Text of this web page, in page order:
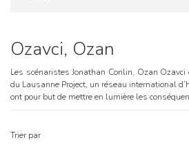
Skip
content
Ozavci, Ozan
Les scénaristes Jonathan Conlin, Ozan
du Lausanne Project, un réseau international
ont pour but de mettre en lumière les
Trier par